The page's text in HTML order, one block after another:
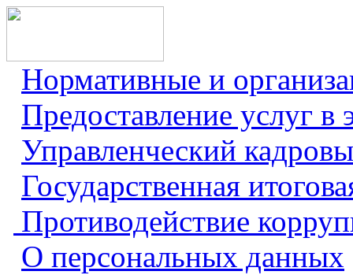
Нормативные и
Предоставление услуг в
Управленческий
Государственная
Противодействие
О персональных данных